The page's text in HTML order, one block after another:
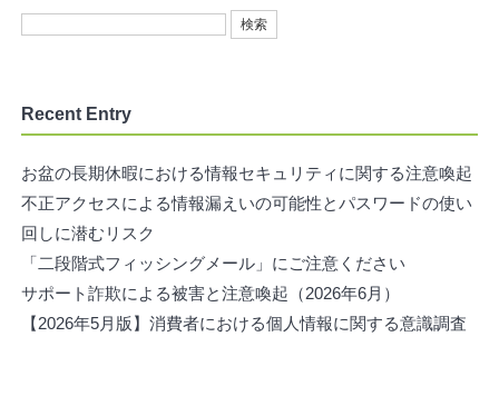
Recent Entry
お盆の長期休暇における情報セキュリティに関する注意喚起
不正アクセスによる情報漏えいの可能性とパスワードの使い
回しに潜むリスク
「二段階式フィッシングメール」にご注意ください
サポート詐欺による被害と注意喚起（2026年6月）
【2026年5月版】消費者における個人情報に関する意識調査